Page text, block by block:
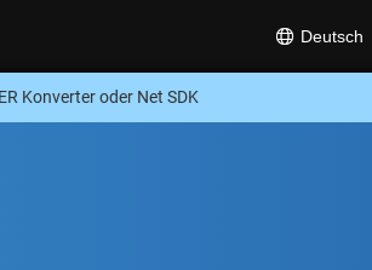
Deutsch
Konverter oder Net SDK